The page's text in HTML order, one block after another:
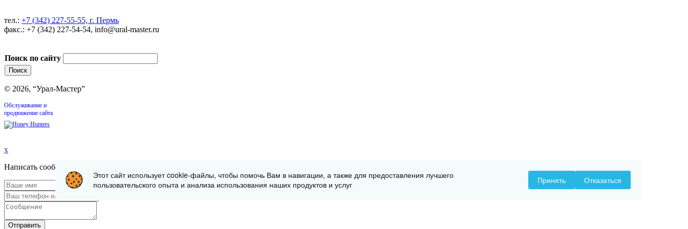
тел.: +7 (342) 227-55-55, г. Пермь
факс.: +7 (342) 227-54-54, info@ural-master.ru
Поиск по сайту
© 2026, “Урал-Мастер”
Обслуживание и
продвижение сайта
x
Написать сообщение
Отправить
Этот сайт использует cookie-файлы, чтобы помочь Вам в навигации, а также для предоставления лучшего
пользовательского опыта и анализа использования наших продуктов и услуг
Принять Отказаться